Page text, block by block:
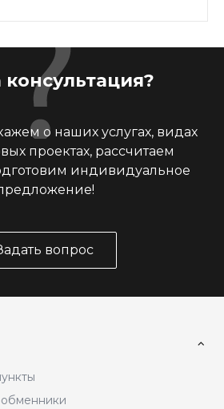
о наших услугах, видах
проектах, рассчитаем
индивидуальное
вопрос